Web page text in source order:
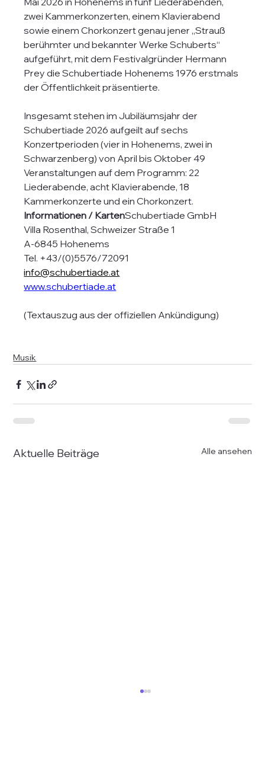
zwei Kammerkonzerten, einem Klavierabend
sowie einem Chorkonzert genau jener „Strauß
berühmter und bekannter Werke Schuberts“
aufgeführt, mit dem Festivalgründer Hermann
Prey die Schubertiade Hohenems 1976 erstmals
der Öffentlichkeit präsentierte.
Insgesamt stehen im Jubiläumsjahr der
Schubertiade 2026 aufgeilt auf sechs
Konzertperioden (vier in Hohenems, zwei in
Schwarzenberg) von April bis Oktober 49
Veranstaltungen auf dem Programm: 22
Liederabende, acht Klavierabende, 18
Kammerkonzerte und ein Chorkonzert.
Informationen / KartenSchubertiade GmbH
Villa Rosenthal, Schweizer Straße 1
A-6845 Hohenems
Tel. +43/(0)5576/72091
info@schubertiade.at
www.schubertiade.at
(Textauszug aus der offiziellen Ankündigung)
Musik
Aktuelle Beiträge Alle ansehen